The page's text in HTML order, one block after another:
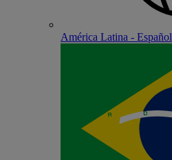
América Latina - Español